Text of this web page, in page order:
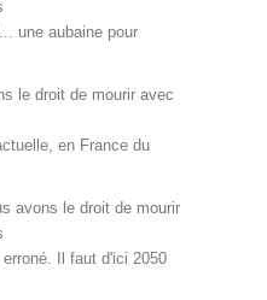
une aubaine pour
le droit de mourir avec
en France du
avons le droit de mourir
Il faut d'ici 2050